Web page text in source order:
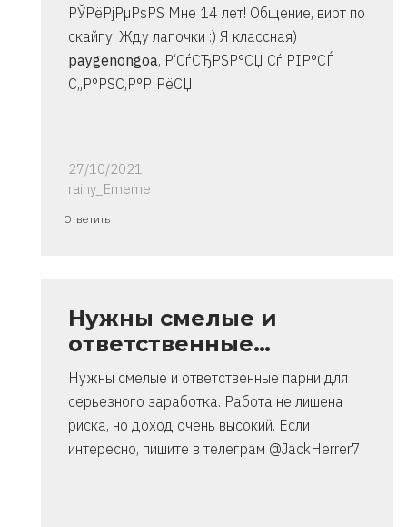
РЎРёРјРµРѕРЅ Мне 14 лет! Общение, вирт по
скайпу. Жду лапочки :) Я классная)
paygenongoa, Р‘СѓСЂРЅР°СЏ Сѓ РІР°СЃ
С„Р°РЅС‚Р°Р·РёСЏ
27/10/2021
rainy_Ememe
Ответ
очень
от
Ответить
Нужны смелые и
ответственные…
Нужны смелые и ответственные парни для
серьезного заработка. Работа не лишена
риска, но доход очень высокий. Если
интересно, пишите в телеграм @JackHerrer7